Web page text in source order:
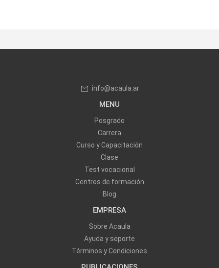
info@acaula.ar
MENU
Posgrado
Carrera
Curso y Capacitación
Clase
Test vocacional
Centros de formación
Blog
EMPRESA
Sobre Acaula
Ayuda y soporte
Términos y Condiciones